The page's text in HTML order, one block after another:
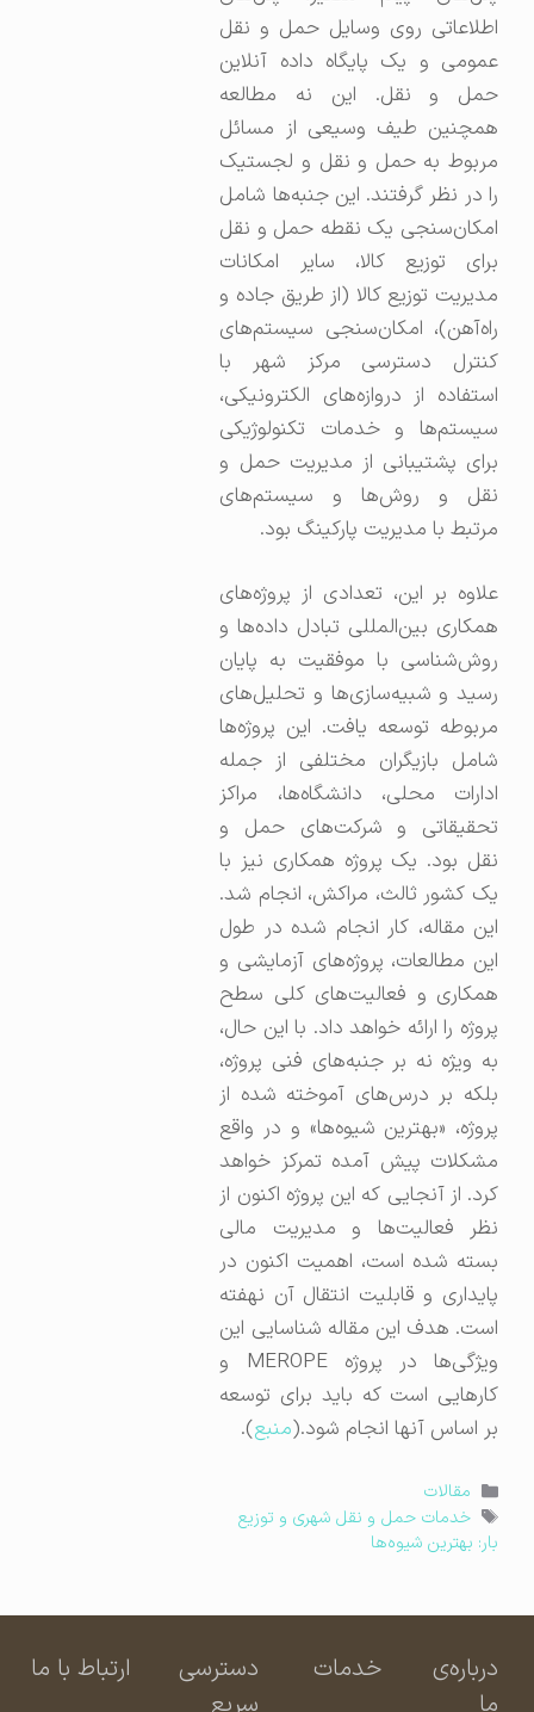
اطلاعاتی روی وسایل حمل و نقل
عمومی و یک پایگاه داده آنلاین
حمل و نقل. این نه مطالعه
همچنین طیف وسیعی از مسائل
مربوط به حمل و نقل و لجستیک
را در نظر گرفتند. این جنبه‌ها شامل
امکان‌سنجی یک نقطه حمل و نقل
برای توزیع کالا، سایر امکانات
مدیریت توزیع کالا (از طریق جاده و
راه‌آهن)، امکان‌سنجی سیستم‌های
کنترل دسترسی مرکز شهر با
استفاده از دروازه‌های الکترونیکی،
سیستم‌ها و خدمات تکنولوژیکی
برای پشتیبانی از مدیریت حمل و
نقل و روش‌ها و سیستم‌های
مرتبط با مدیریت پارکینگ بود.
علاوه بر این، تعدادی از پروژه‌های
همکاری بین‌المللی تبادل داده‌ها و
روش‌شناسی با موفقیت به پایان
رسید و شبیه‌سازی‌ها و تحلیل‌های
مربوطه توسعه یافت. این پروژه‌ها
شامل بازیگران مختلفی از جمله
ادارات محلی، دانشگاه‌ها، مراکز
تحقیقاتی و شرکت‌های حمل و
نقل بود. یک پروژه همکاری نیز با
یک کشور ثالث، مراکش، انجام شد.
این مقاله، کار انجام شده در طول
این مطالعات، پروژه‌های آزمایشی و
همکاری و فعالیت‌های کلی سطح
پروژه را ارائه خواهد داد. با این حال،
به ویژه نه بر جنبه‌های فنی پروژه،
بلکه بر درس‌های آموخته شده از
پروژه، «بهترین شیوه‌ها» و در واقع
مشکلات پیش آمده تمرکز خواهد
کرد. از آنجایی که این پروژه اکنون از
نظر فعالیت‌ها و مدیریت مالی
بسته شده است، اهمیت اکنون در
پایداری و قابلیت انتقال آن نهفته
است. هدف این مقاله شناسایی این
ویژگی‌ها در پروژه MEROPE و
کارهایی است که باید برای توسعه
بر اساس آنها انجام شود.(منبع).
دسته‌ها
مقالات
برچسب‌ها
خدمات حمل و نقل شهری و توزیع
بار: بهترین شیوه‌ها
درباره‌ی
خدمات
دسترسی
ارتباط با ما